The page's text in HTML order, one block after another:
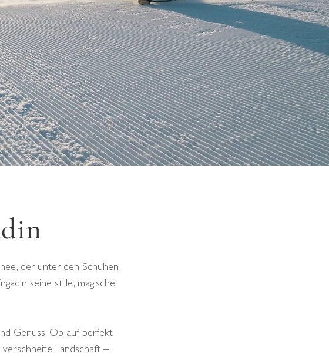
der unter den Schuhen
seine stille, magische
Genuss. Ob auf perfekt
verschneite Landschaft –